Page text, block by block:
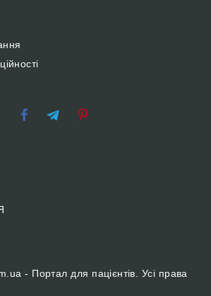
- Портал для пацієнтів. Усі права